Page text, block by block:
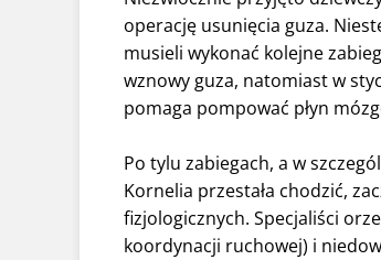
operację usunięcia guza.
musieli wykonać kolejne
wznowy guza, natomiast w
pomaga pompować płyn
Po tylu zabiegach, a w
Kornelia przestała chodzić,
fizjologicznych. Specjaliści
koordynacji ruchowej) i